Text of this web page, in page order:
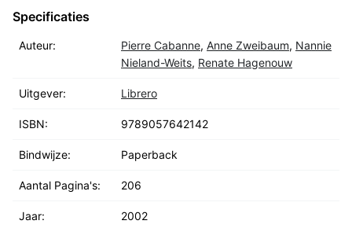
Specificaties
Auteur: Pierre Cabanne, Anne Zweibaum, Nannie
Nieland-Weits, Renate Hagenouw
Uitgever: Librero
ISBN: 9789057642142
Bindwijze: Paperback
Aantal Pagina's: 206
Jaar: 2002